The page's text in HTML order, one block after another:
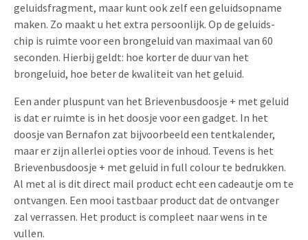
geluidsfragment, maar kunt ook zelf een geluidsopname
maken. Zo maakt u het extra persoonlijk. Op de geluids-
chip is ruimte voor een brongeluid van maximaal van 60
seconden. Hierbij geldt: hoe korter de duur van het
brongeluid, hoe beter de kwaliteit van het geluid.
Een ander pluspunt van het Brievenbusdoosje + met geluid
is dat er ruimte is in het doosje voor een gadget. In het
doosje van Bernafon zat bijvoorbeeld een tentkalender,
maar er zijn allerlei opties voor de inhoud. Tevens is het
Brievenbusdoosje + met geluid in full colour te bedrukken.
Al met al is dit direct mail product echt een cadeautje om te
ontvangen. Een mooi tastbaar product dat de ontvanger
zal verrassen. Het product is compleet naar wens in te
vullen.